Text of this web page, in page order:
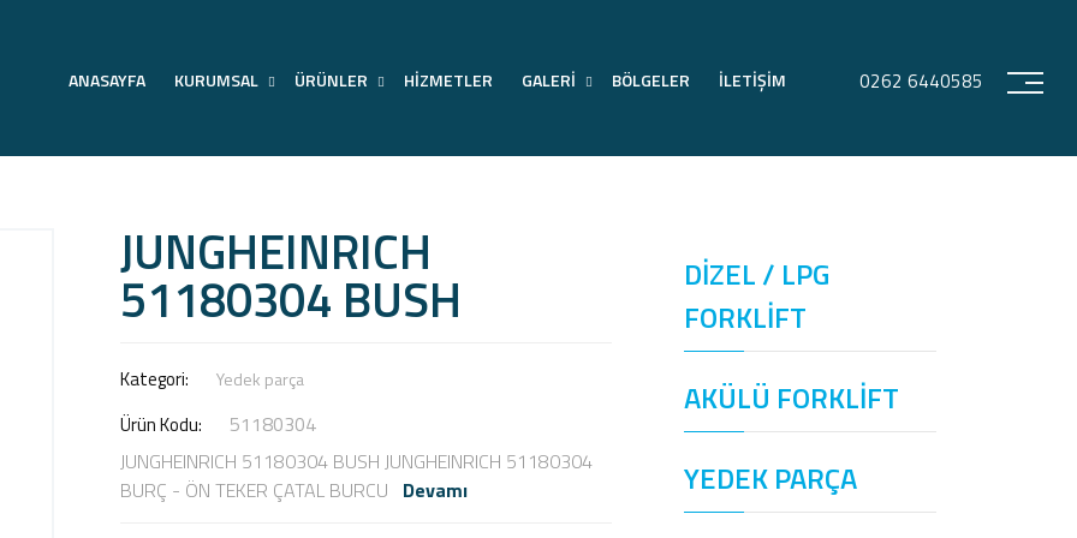
ANASAYFA KURUMSAL ÜRÜNLER HİZMETLER GALERİ BÖLGELER İLETİŞİM 0262 6440585
51180304 BUSH
JUNGHEINRICH
51180304 BUSH
Kategori: Yedek parça
Ürün Kodu:
51180304
JUNGHEINRICH 51180304 BUSH JUNGHEINRICH 51180304
BURÇ - ÖN TEKER ÇATAL BURCU Devamı
DİZEL / LPG
FORKLİFT
AKÜLÜ FORKLİFT
YEDEK PARÇA